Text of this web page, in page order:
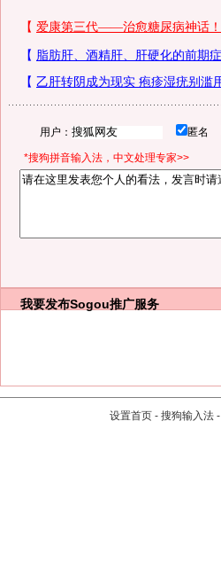
用户： 匿名
*搜狗拼音输入法，中文处理专家>>
我要发布Sogou推广服务
设置首页 - 搜狗输入法 -